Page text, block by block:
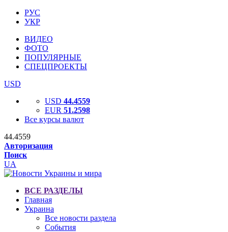
РУС
УКР
ВИДЕО
ФОТО
ПОПУЛЯРНЫЕ
СПЕЦПРОЕКТЫ
USD
USD 44.4559
EUR 51.2598
Все курсы валют
44.4559
Авторизация
Поиск
UA
ВСЕ РАЗДЕЛЫ
Главная
Украина
Все новости раздела
События